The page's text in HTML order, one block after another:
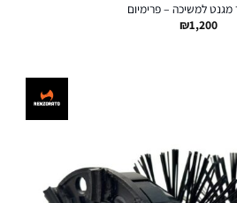
מגנט למשיכה – פרימיום
₪1,200